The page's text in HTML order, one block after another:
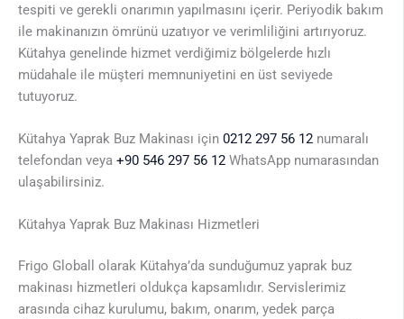
tespiti ve gerekli onarımın yapılmasını içerir. Periyodik bakım
ile makinanızın ömrünü uzatıyor ve verimliliğini artırıyoruz.
Kütahya genelinde hizmet verdiğimiz bölgelerde hızlı
müdahale ile müşteri memnuniyetini en üst seviyede
tutuyoruz.
Kütahya Yaprak Buz Makinası için 0212 297 56 12 numaralı
telefondan veya +90 546 297 56 12 WhatsApp numarasından
ulaşabilirsiniz.
Kütahya Yaprak Buz Makinası Hizmetleri
Frigo Globall olarak Kütahya’da sunduğumuz yaprak buz
makinası hizmetleri oldukça kapsamlıdır. Servislerimiz
arasında cihaz kurulumu, bakım, onarım, yedek parça